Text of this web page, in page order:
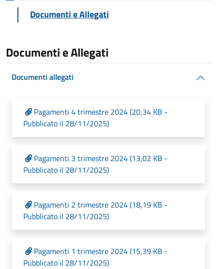
Documenti e Allegati
Documenti e Allegati
Documenti allegati
Pagamenti 4 trimestre 2024 (20,34 KB -
Pubblicato il 28/11/2025)
Pagamenti 3 trimestre 2024 (13,02 KB -
Pubblicato il 28/11/2025)
Pagamenti 2 trimestre 2024 (18,19 KB -
Pubblicato il 28/11/2025)
Pagamenti 1 trimestre 2024 (15,39 KB -
Pubblicato il 28/11/2025)